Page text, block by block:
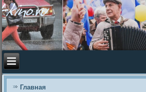
Главная